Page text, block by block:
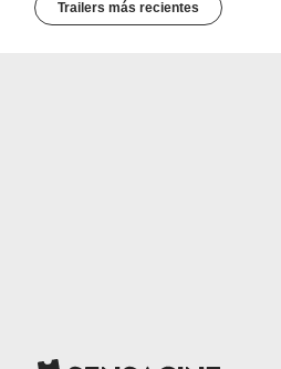
Trailers más recientes